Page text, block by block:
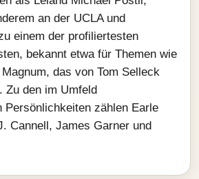
an der UCLA und
einem der profiliertesten
bekannt etwa für Themen wie
das von Tom Selleck
Zu den im Umfeld
Persönlichkeiten zählen Earle
Cannell, James Garner und